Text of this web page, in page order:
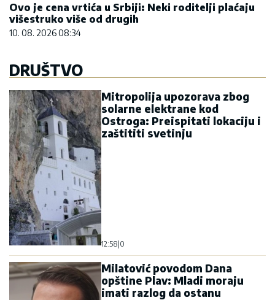
Ovo je cena vrtića u Srbiji: Neki roditelji plaćaju
višestruko više od drugih
10. 08. 2026 08:34
DRUŠTVO
Mitropolija upozorava zbog
solarne elektrane kod
Ostroga: Preispitati lokaciju i
zaštititi svetinju
12:58 0
Milatović povodom Dana
opštine Plav: Mladi moraju
imati razlog da ostanu